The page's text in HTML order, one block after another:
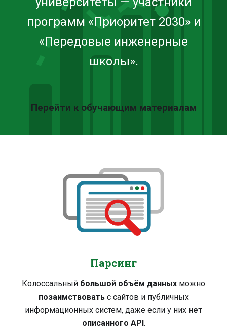
программ «Приоритет 2030» и
«Передовые инженерные
школы».
Перейти к обучающим материалам
Парсинг
Колоссальный большой объём данных можно
позаимствоватьс сайтов и публичных
информационных систем, даже если у них нет
описанного API .